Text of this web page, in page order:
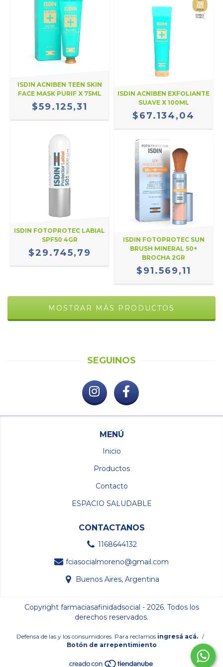
ISDIN ACNIBEN TEEN SKIN
FACE MASK PURIF X 75ML
$59.125,31
ISDIN ACNIBEN EXFOLIANTE
SUAVE X 100ML
$67.134,04
ISDIN FOTOPROTEC LABIAL
SPF50 4GR
$29.745,79
ISDIN FOTOPROTEC SUN
BRUSH MINERAL 50+
BROCHA 2GR
$91.569,11
MOSTRAR MÁS PRODUCTOS
SEGUINOS
MENÚ
Inicio
Productos
Contacto
ESPACIO SALUDABLE
CONTACTANOS
1168644132
fciasocialmoreno@gmail.com
Buenos Aires, Argentina
Copyright farmaciasafinidadsocial - 2026. Todos los
derechos reservados.
Defensa de las y los consumidores. Para reclamos ingresá acá. /
Botón de arrepentimiento